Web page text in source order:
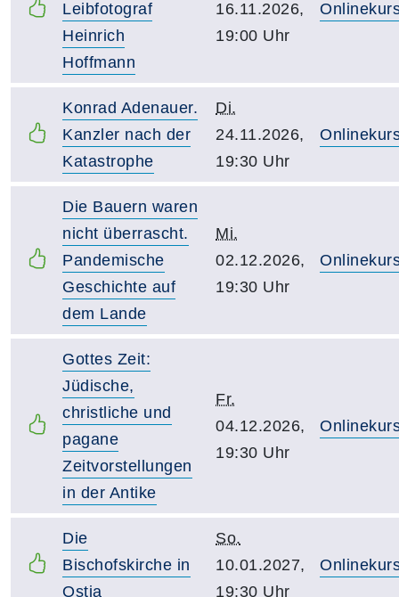
Leibfotograf
Heinrich
Hoffmann
16.11.2026,
19:00 Uhr
Konrad Adenauer.
Kanzler nach der
Katastrophe
Di.
24.11.2026,
19:30 Uhr
Die Bauern waren
nicht überrascht.
Pandemische
Geschichte auf
dem Lande
Mi.
02.12.2026,
19:30 Uhr
Gottes Zeit:
Jüdische,
christliche und
pagane
Zeitvorstellungen
in der Antike
Fr.
04.12.2026,
19:30 Uhr
Die
Bischofskirche in
Ostia
So.
10.01.2027,
19:30 Uhr